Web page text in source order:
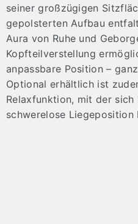
seiner großzügigen
gepolsterten Aufbau
Aura von Ruhe und
Kopfteilverstellung
anpassbare Position –
Optional erhältlich ist
Relaxfunktion, mit der sich
schwerelose Liegeposition